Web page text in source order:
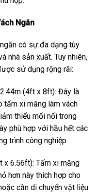
Ngăn
có sự đa dạng tùy
nhà sản xuất. Tuy nhiên,
sử dụng rộng rãi:
(4ft x 8ft): Đây là
tấm xi măng làm vách
thiểu mối nối trong
phù hợp với hầu hết các
trình công nghiệp.
x 6.56ft): Tấm xi măng
hơn này thích hợp cho
cần di chuyển vật liệu